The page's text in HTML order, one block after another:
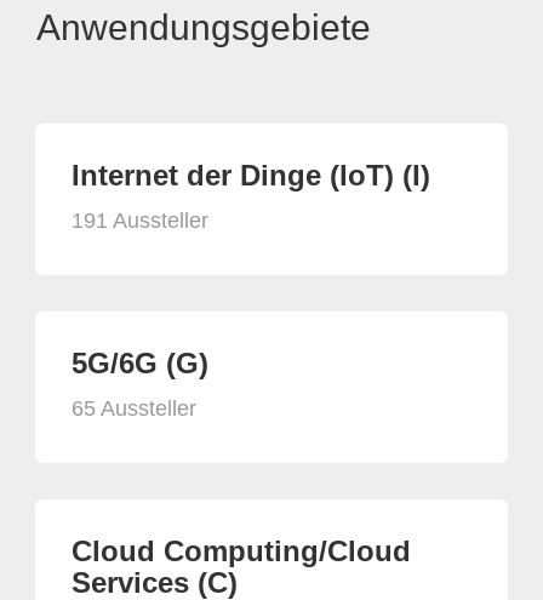
Anwendungsgebiete
Internet der Dinge (IoT) (I)
191 Aussteller
5G/6G (G)
65 Aussteller
Cloud Computing/Cloud
Services (C)